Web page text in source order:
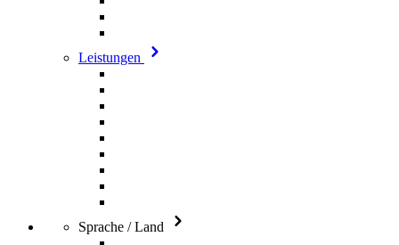
Leistungen
Sprache / Land